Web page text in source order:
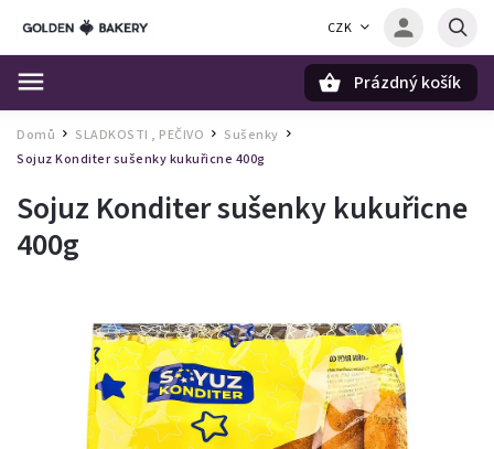
CZK
Prázdný košík
Domů / SLADKOSTI , PEČIVO / Sušenky
Sojuz Konditer sušenky kukuřicne 400g
Sojuz Konditer sušenky kukuřicne
400g